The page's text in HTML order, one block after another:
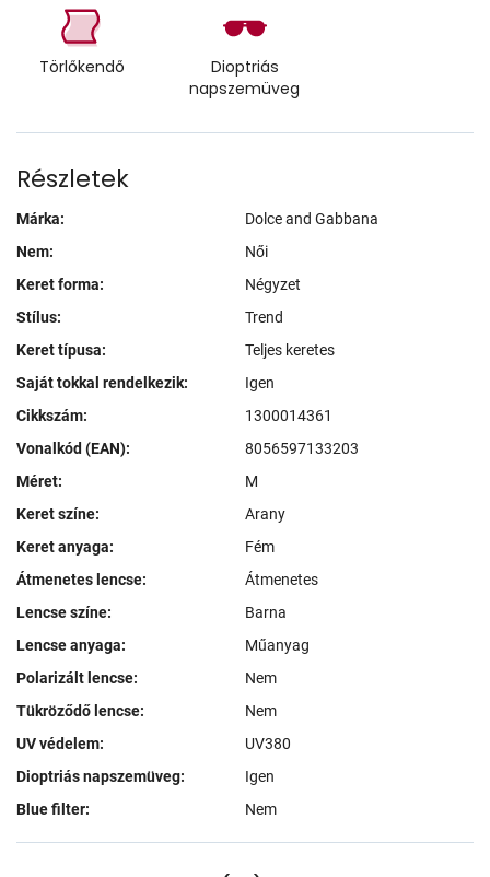
Törlőkendő
Dioptriás
napszemüveg
Részletek
Márka:
Dolce and Gabbana
Nem:
Női
Keret forma:
Négyzet
Stílus:
Trend
Keret típusa:
Teljes keretes
Saját tokkal rendelkezik:
Igen
Cikkszám:
1300014361
Vonalkód (EAN):
8056597133203
Méret:
M
Keret színe:
Arany
Keret anyaga:
Fém
Átmenetes lencse:
Átmenetes
Lencse színe:
Barna
Lencse anyaga:
Műanyag
Polarizált lencse:
Nem
Tükröződő lencse:
Nem
UV védelem:
UV380
Dioptriás napszemüveg:
Igen
Blue filter:
Nem